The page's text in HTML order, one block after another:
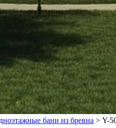
бани из бревна > Y-